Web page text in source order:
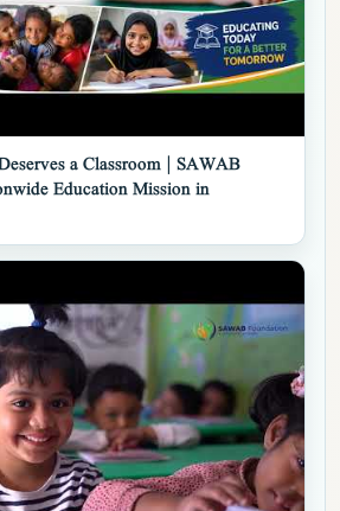
a Classroom | SAWAB
Education Mission in